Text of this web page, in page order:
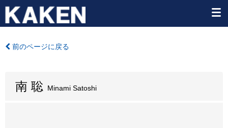
前のページに戻る
南 聡 Minami Satoshi